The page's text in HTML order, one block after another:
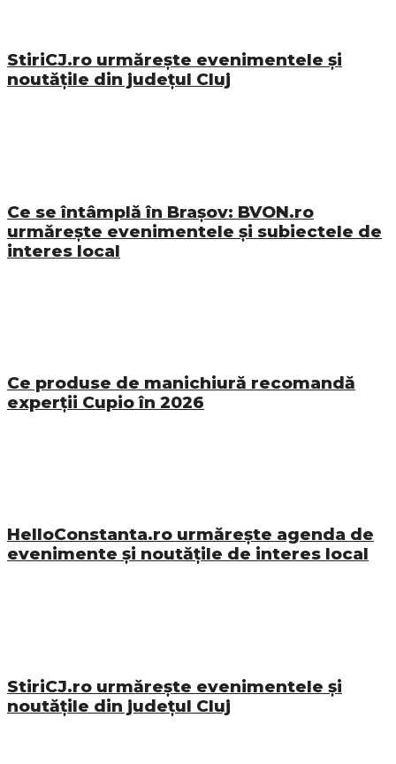
StiriCJ.ro urmărește evenimentele și
noutățile din județul Cluj
Ce se întâmplă în Brașov: BVON.ro
urmărește evenimentele și subiectele de
interes local
Ce produse de manichiură recomandă
experții Cupio în 2026
HelloConstanta.ro urmărește agenda de
evenimente și noutățile de interes local
StiriCJ.ro urmărește evenimentele și
noutățile din județul Cluj